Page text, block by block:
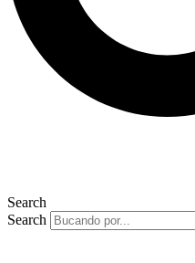
Search
Search